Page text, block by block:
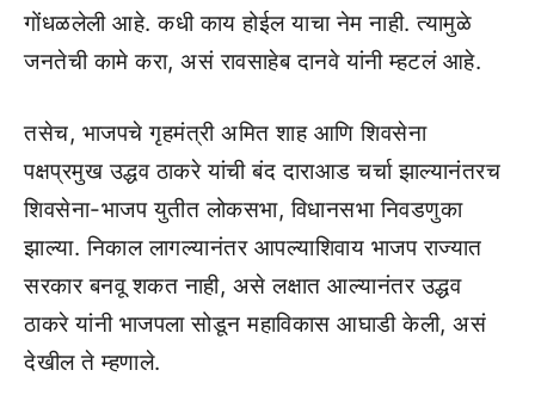
गोंधळलेली आहे. कधी काय होईल याचा नेम नाही. त्यामुळे
जनतेची कामे करा, असं रावसाहेब दानवे यांनी म्हटलं आहे.
तसेच, भाजपचे गृहमंत्री अमित शाह आणि शिवसेना
पक्षप्रमुख उद्धव ठाकरे यांची बंद दाराआड चर्चा झाल्यानंतरच
शिवसेना-भाजप युतीत लोकसभा, विधानसभा निवडणुका
झाल्या. निकाल लागल्यानंतर आपल्याशिवाय भाजप राज्यात
सरकार बनवू शकत नाही, असे लक्षात आल्यानंतर उद्धव
ठाकरे यांनी भाजपला सोडून महाविकास आघाडी केली, असं
देखील ते म्हणाले.